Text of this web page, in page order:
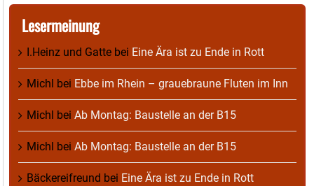
Lesermeinung
I.Heinz und Gatte bei Eine Ära ist zu Ende in Rott
Michl bei Ebbe im Rhein – grauebraune Fluten im Inn
Michl bei Ab Montag: Baustelle an der B15
Michl bei Ab Montag: Baustelle an der B15
Bäckereifreund bei Eine Ära ist zu Ende in Rott